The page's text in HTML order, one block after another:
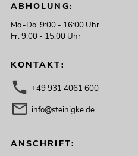
ABHOLUNG:
Mo.-Do. 9:00 - 16:00 Uhr
Fr. 9:00 - 15:00 Uhr
KONTAKT:
+49 931 4061 600
info@steinigke.de
ANSCHRIFT: